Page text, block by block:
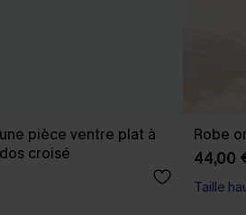
pièce ventre plat à
croisé
Robe
44,00
Taille